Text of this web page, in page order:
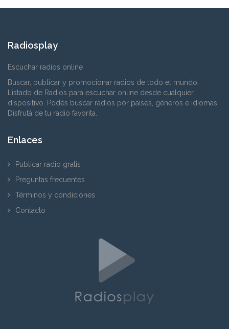
Radiosplay
Escuchar radios online
Buscar, publicar y promocionar radios de todo el mundo.
Listado de Radios para escuchar online desde cualquier
dispositivo. Podés buscar radios por países, géneros e idiomas.
Disfrutá de tu radio favorita.
Enlaces
Publicar radio gratis
Preguntas frecuentes
Términos y condiciones
Contacto